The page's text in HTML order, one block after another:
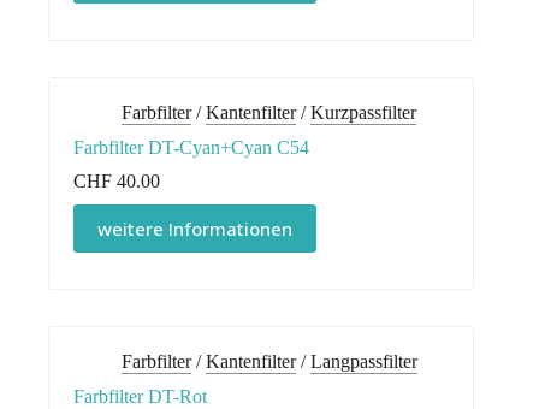
Farbfilter/Kantenfilter/Kurzpassfilter
Farbfilter DT-Cyan+Cyan C54
CHF 40.00
weitere Informationen
Farbfilter/Kantenfilter/Langpassfilter
Farbfilter DT-Rot